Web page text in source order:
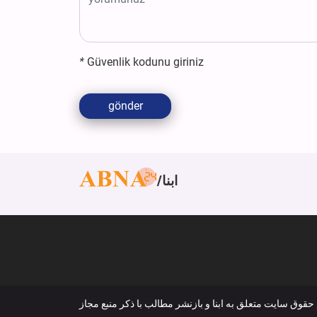
* Güvenlik kodunu giriniz
gönder
ابنا
حقوق سایت متعلق به ابنا و بازنشر مطالب با ذکر منبع مجاز